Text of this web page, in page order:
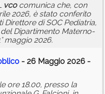
vcocomunica che, con
2026, è stato conferito
Direttore di SOC Pediatria,
Dipartimento Materno-
maggio 2026.
- 26 Maggio 2026 -
ore 18.00, presso la